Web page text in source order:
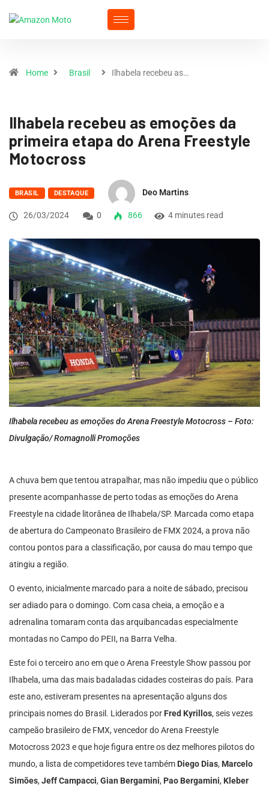
Home Brasil Ilhabela recebeu as…
Ilhabela recebeu as emoções da
primeira etapa do Arena Freestyle
Motocross
BRASIL DESTAQUE Deo Martins
26/03/2024 0 866 4 minutes read
Ilhabela recebeu as emoções do Arena Freestyle Motocross – Foto:
Divulgação/ Romagnolli Promoções
A chuva bem que tentou atrapalhar, mas não impediu que o público
presente acompanhasse de perto todas as emoções do Arena
Freestyle na cidade litorânea de Ilhabela/SP. Marcada como etapa
de abertura do Campeonato Brasileiro de FMX 2024, a prova não
contou pontos para a classificação, por causa do mau tempo que
atingiu a região.
O evento, inicialmente marcado para a noite de sábado, precisou
ser adiado para o domingo. Com casa cheia, a emoção e a
adrenalina tomaram conta das arquibancadas especialmente
montadas no Campo do PEII, na Barra Velha.
Este foi o terceiro ano em que o Arena Freestyle Show passou por
Ilhabela, uma das mais badaladas cidades costeiras do país. Para
este ano, estiveram presentes na apresentação alguns dos
principais nomes do Brasil. Liderados por Fred Kyrillos, seis vezes
campeão brasileiro de FMX, vencedor do Arena Freestyle
Motocross 2023 e que hoje figura entre os dez melhores pilotos do
mundo, a lista de competidores teve também Diego Dias, Marcelo
Simões, Jeff Campacci, Gian Bergamini, Pao Bergamini, Kleber